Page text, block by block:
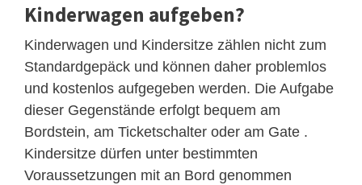
Kinderwagen aufgeben?
Kinderwagen und Kindersitze zählen nicht zum
Standardgepäck und können daher problemlos
und kostenlos aufgegeben werden. Die Aufgabe
dieser Gegenstände erfolgt bequem am
Bordstein, am Ticketschalter oder am Gate .
Kindersitze dürfen unter bestimmten
Voraussetzungen mit an Bord genommen